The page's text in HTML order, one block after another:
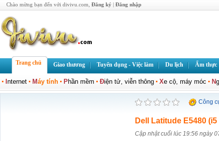
Chào mừng bạn đến với divivu.com, Đăng ký | Đăng nhập
Trang chủ Giao thương Tuyển dụng - Việc làm Du lịch Ẩm thực
nternet Máy tính Phần mềm Điện tử, viễn thông Xe cộ, máy móc N
Công
Dell Latitude E5480
Cập nhật cuối lúc 19:56 ngày